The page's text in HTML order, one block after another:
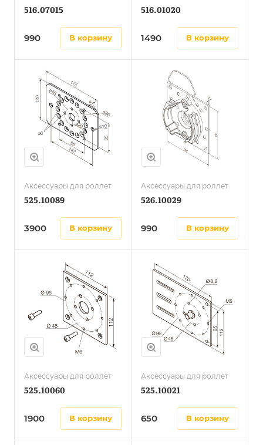
516.07015
990 в корзину
516.01020
1490 в корзину
Аксессуары для роллет
525.10089
3900 в корзину
Аксессуары для роллет
526.10029
990 в корзину
Аксессуары для роллет
525.10060
1900 в корзину
Аксессуары для роллет
525.10021
650 в корзину